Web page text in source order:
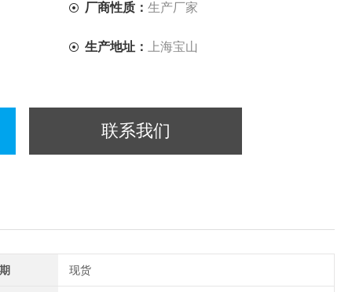
厂商性质： 生产厂家
生产地址： 上海宝山
联系我们
现货